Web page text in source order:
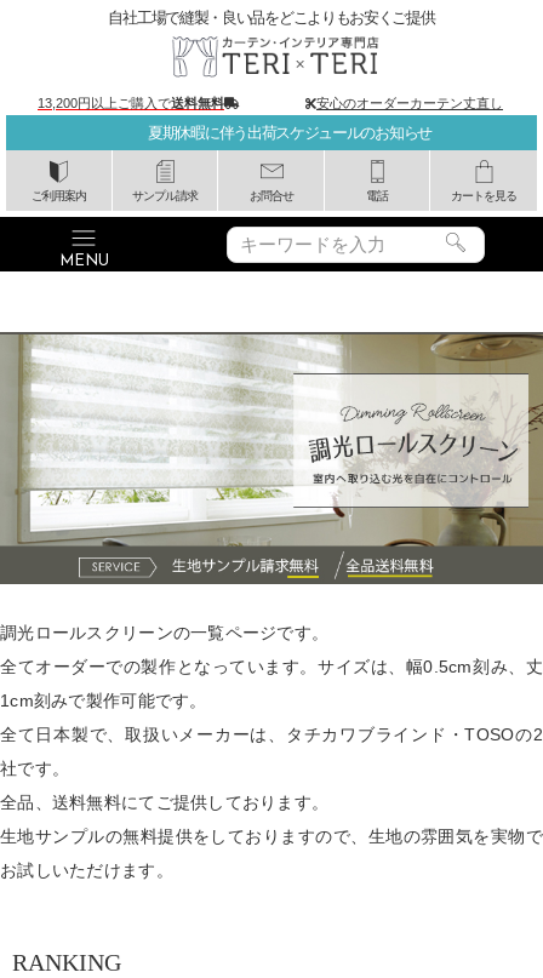
夏期休暇に伴う出荷スケジュールのお知らせ
ご利用案内 サンプル請求 お問合せ 電話 カートを見る
自社工場で縫製・良い品をどこよりもお安くご提供
13,200円以上ご購入で送料無料 安心のオーダーカーテン丈直し
調光ロールスクリーンの一覧ページです。
全てオーダーでの製作となっています。サイズは、幅0.5cm刻み、丈
1cm刻みで製作可能です。
全て日本製で、取扱いメーカーは、タチカワブラインド・TOSOの2
社です。
全品、送料無料にてご提供しております。
生地サンプルの無料提供をしておりますので、生地の雰囲気を実物で
お試しいただけます。
RANKING